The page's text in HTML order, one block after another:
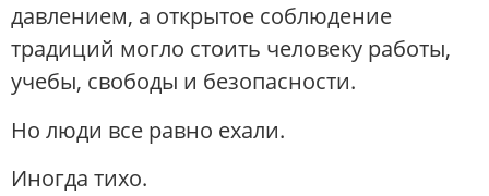
давлением, а открытое соблюдение
традиций могло стоить человеку работы,
учебы, свободы и безопасности.
Но люди все равно ехали.
Иногда тихо.